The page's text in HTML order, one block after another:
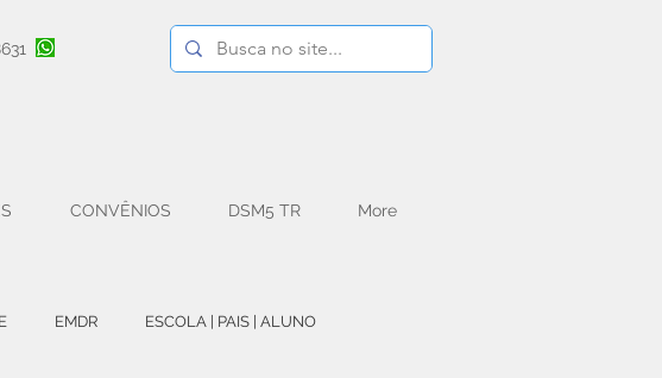
CONVÊNIOS DSM5 TR More
EMDR ESCOLA | PAIS | ALUNO